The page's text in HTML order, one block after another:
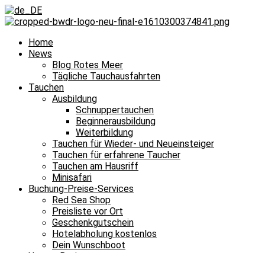
Home
News
Blog Rotes Meer
Tägliche Tauchausfahrten
Tauchen
Ausbildung
Schnuppertauchen
Beginnerausbildung
Weiterbildung
Tauchen für Wieder- und Neueinsteiger
Tauchen für erfahrene Taucher
Tauchen am Hausriff
Minisafari
Buchung-Preise-Services
Red Sea Shop
Preisliste vor Ort
Geschenkgutschein
Hotelabholung kostenlos
Dein Wunschboot